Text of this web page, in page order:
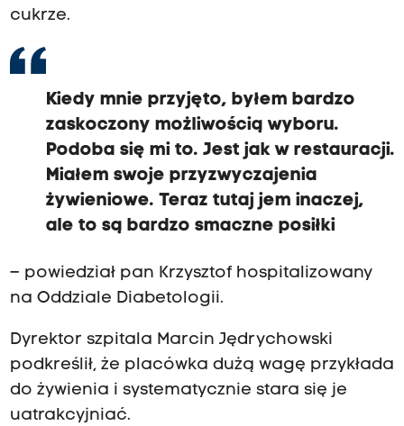
cukrze.
Kiedy mnie przyjęto, byłem bardzo
zaskoczony możliwością wyboru.
Podoba się mi to. Jest jak w restauracji.
Miałem swoje przyzwyczajenia
żywieniowe. Teraz tutaj jem inaczej,
ale to są bardzo smaczne posiłki
– powiedział pan Krzysztof hospitalizowany
na Oddziale Diabetologii.
Dyrektor szpitala Marcin Jędrychowski
podkreślił, że placówka dużą wagę przykłada
do żywienia i systematycznie stara się je
uatrakcyjniać.